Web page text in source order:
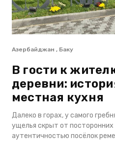
Азербайджан , Баку
В гости к
деревни:
местная кухня
Далеко в горах, у самого
ущелья скрыт от посторонних
аутентичностью посёлок